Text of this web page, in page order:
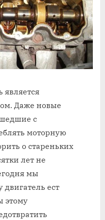
является
Даже новые
с
моторную
о стареньких
лет не
мы
ест
этому